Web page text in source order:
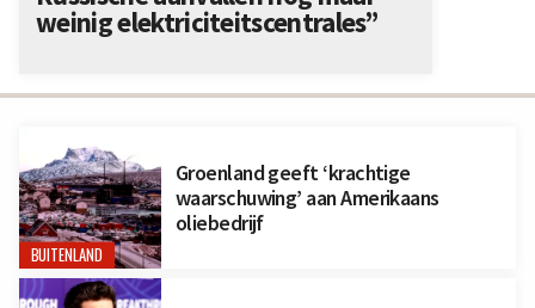
BUITENLAND
Groenland geeft ‘krachtige
waarschuwing’ aan Amerikaans
oliebedrijf
weinig elektriciteitscentrales”